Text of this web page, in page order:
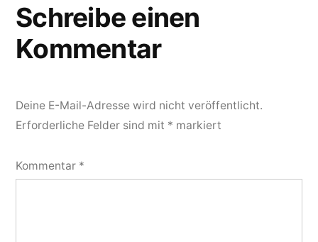
Schreibe einen
Kommentar
Deine E-Mail-Adresse wird nicht veröffentlicht.
Erforderliche Felder sind mit * markiert
Kommentar *